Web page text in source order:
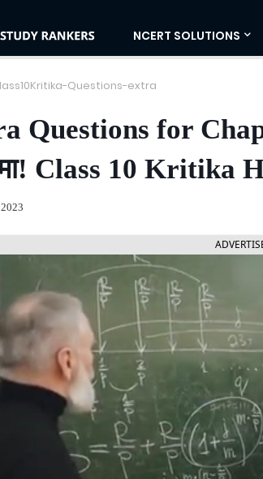
NCERT SOLUTIONS
Questions-extra
Questions for
Class 10 Kritika